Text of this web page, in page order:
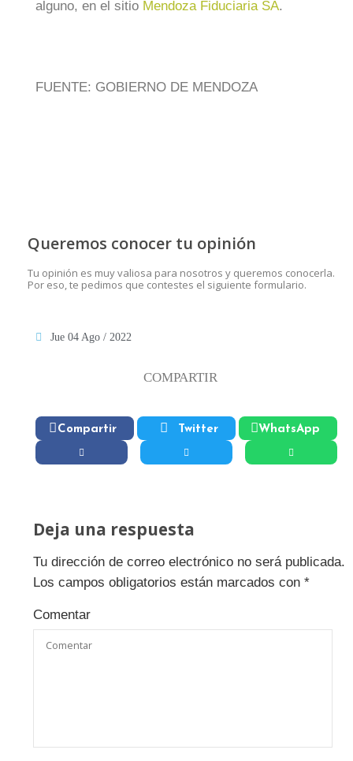
alguno, en el sitio Mendoza Fiduciaria SA.
FUENTE: GOBIERNO DE MENDOZA
Queremos conocer tu opinión
Tu opinión es muy valiosa para nosotros y queremos conocerla.
Por eso, te pedimos que contestes el siguiente formulario.
Jue 04 Ago / 2022
COMPARTIR
Compartir Twitter WhatsApp
Deja una respuesta
Tu dirección de correo electrónico no será publicada.
Los campos obligatorios están marcados con *
Comentar